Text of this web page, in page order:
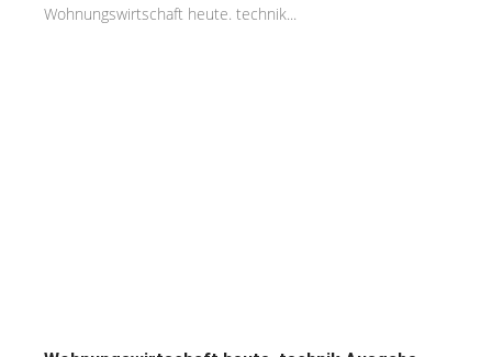
Wohnungswirtschaft heute. technik...